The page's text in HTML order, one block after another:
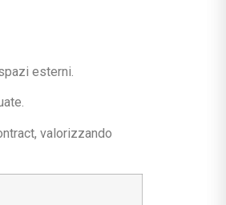
esterni.
valorizzando